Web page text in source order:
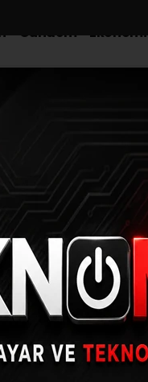
Gündem Ekonomi